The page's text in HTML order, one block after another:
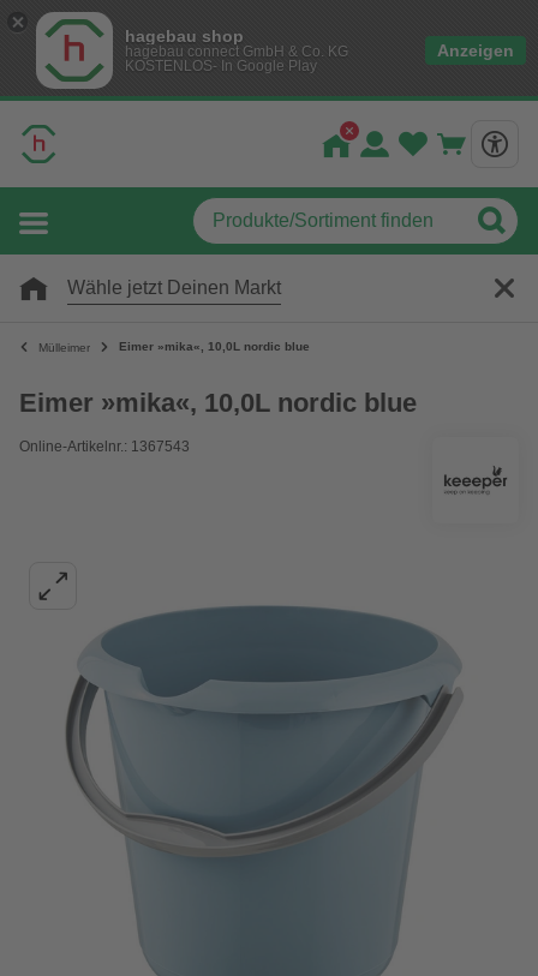
hagebau shop
hagebau connect GmbH & Co. KG
KOSTENLOS- In Google Play
Anzeigen
Wähle jetzt Deinen Markt
Mülleimer Eimer »mika«, 10,0L nordic blue
Eimer »mika«, 10,0L nordic blue
Online-Artikelnr.: 1367543